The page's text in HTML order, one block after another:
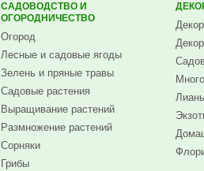
САДОВОДСТВО И
ОГОРОДНИЧЕСТВО
Огород
Лесные и садовые ягоды
Зелень и пряные травы
Садовые растения
Выращивание растений
Размножение растений
Сорняки
Грибы